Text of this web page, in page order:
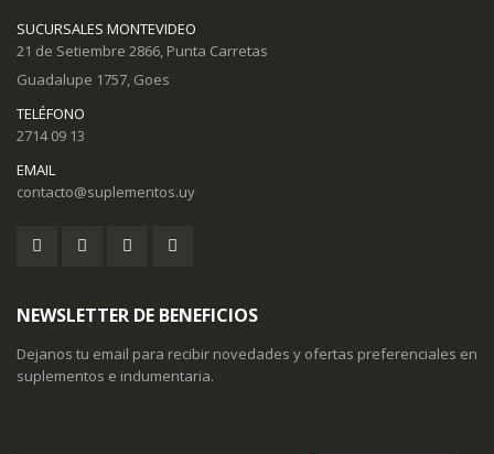
SUCURSALES MONTEVIDEO
21 de Setiembre 2866, Punta Carretas
Guadalupe 1757, Goes
TELÉFONO
2714 09 13
EMAIL
contacto@suplementos.uy
NEWSLETTER DE BENEFICIOS
Dejanos tu email para recibir novedades y ofertas preferenciales en
suplementos e indumentaria.